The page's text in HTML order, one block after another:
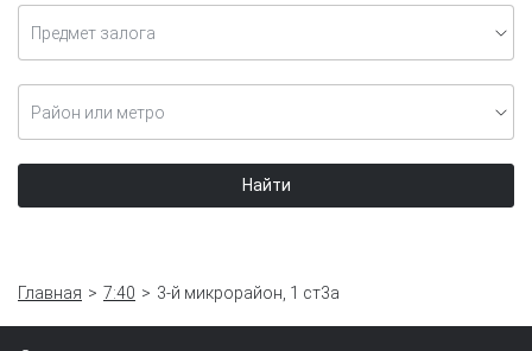
Предмет залога
Район или метро
Найти
Главная 7:40 3-й микрорайон, 1 ст3а